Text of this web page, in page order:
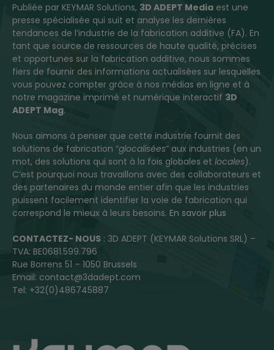
Publiée par KEYMAR Solutions, 3D ADEPT Media est une
presse spécialisée qui suit et analyse les dernières
tendances de l’industrie de la fabrication additive (FA). En
tant que source de ressources de haute qualité, précises
et opportunes sur la fabrication additive, nous sommes
fiers de fournir des informations actualisées sur lesquelles
vous pouvez compter grâce à nos médias en ligne et à
notre magazine imprimé et numérique interactif 3D
ADEPT Mag.
Nous aimons à penser que cette industrie fournit des
solutions de fabrication “glocalisées” aux industries (en un
mot, des solutions qui sont à la fois globales et locales).
C’est pourquoi nous travaillons avec des collaborateurs et
des partenaires du monde entier afin que les industries
puissent facilement identifier la voie de fabrication qui
correspond le mieux à leurs besoins. En savoir plus
CONTACTEZ- NOUS : 3D ADEPT (KEYMAR Solutions SRL) –
TVA: BE0681.599.796
Rue Borrens 51 – 1050 Brussels
Email: contact@3dadept.com
Tel: +32(0)486745887